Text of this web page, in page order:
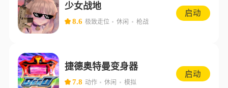
少女战地
8.6 极致走位 休闲 枪战
启动
捷德奥特曼变身器
7.8 动作 休闲 模拟
启动